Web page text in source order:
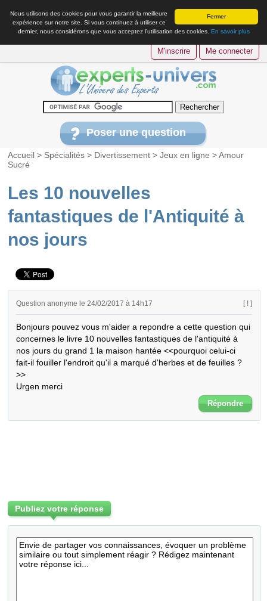
Fermer
Nous utilisons des cookies pour vous garantir la meilleure
expérience sur notre site. Si vous continuez à utiliser ce
dernier, nous considérons que vous acceptez l’utilisation des cookies. En savoir plus
M'inscrire Me connecter
Poser une question
Accueil > Spécialités > Divertissement >Jeux en ligne >Amour
Sucré
Les 10 nouvelles
fantastiques de l'Antiquité à
nos jours
Question anonyme le 24/02/2017 à 14h17 [ ! ]
Bonjours pouvez vous m'aider a repondre a cette question qui
concernes le livre 10 nouvelles fantastiques de l'antiquité à
nos jours du grand 1 la maison hantée <<pourquoi celui-ci
fait-il fouiller l'endroit qu'il a marqué d'herbes et de feuilles ?
>>
Urgen merci
Répondre
Publiez votre réponse